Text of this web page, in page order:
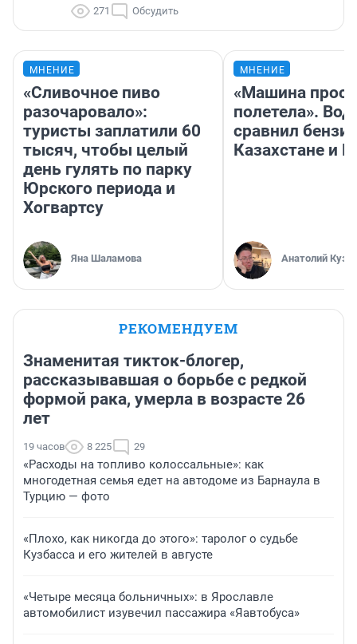
271 Обсудить
МНЕНИЕ
«Сливочное пиво
разочаровало»:
туристы заплатили 60
тысяч, чтобы целый
день гулять по парку
Юрского периода и
Хогвартсу
Яна Шаламова
МНЕНИЕ
«Машина
полетела».
сравнил
Казахстане и
Анатолий
РЕКОМЕНДУЕМ
Знаменитая тикток-блогер,
рассказывавшая о борьбе с редкой
формой рака, умерла в возрасте 26
лет
19 часов 8 225 29
«Расходы на топливо колоссальные»: как
многодетная семья едет на автодоме из Барнаула в
Турцию — фото
«Плохо, как никогда до этого»: таролог о судьбе
Кузбасса и его жителей в августе
«Четыре месяца больничных»: в Ярославле
автомобилист изувечил пассажира «Яавтобуса»